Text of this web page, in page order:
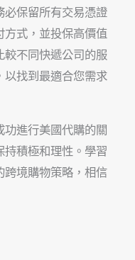
必保留所有交易憑證
方式，並投保高價值
較不同快遞公司的服
以找到最適合您需求
進行美國代購的關
積極和理性。學習
跨境購物策略，相信